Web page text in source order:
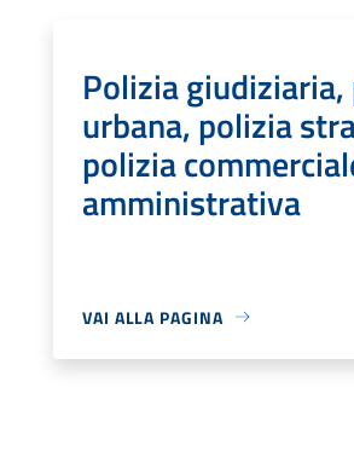
Polizia
urbana, polizia
polizia
amministrativa
VAI ALLA PAGINA